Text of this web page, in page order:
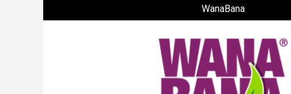
WanaBana